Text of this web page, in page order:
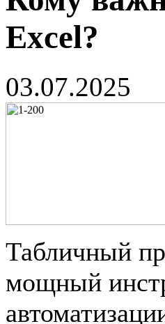
Excel?
03.07.2025
Табличный
мощный